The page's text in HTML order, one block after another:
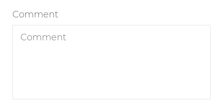
Comment